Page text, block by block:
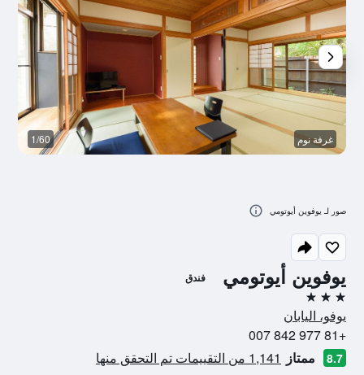
يوفوين أيوتومي فندق
3 نجوم
يوفو، اليابان
+81 977 842 007
8.7 ممتاز 1,141 من التقييمات تم التحقق منها
غرفة نوم 1/60
صور لـ يوفوين أيوتومي